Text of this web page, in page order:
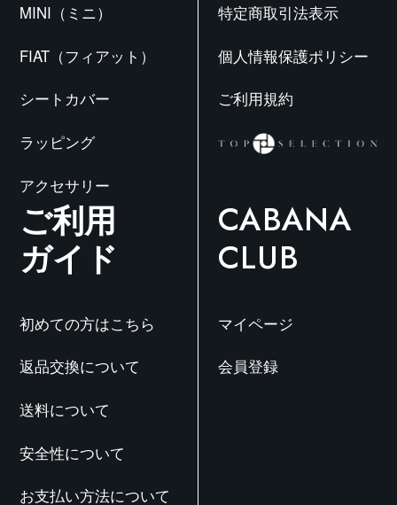
MINI（ミニ）
FIAT（フィアット）
シートカバー
ラッピング
アクセサリー
特定商取引法表示
個人情報保護ポリシー
ご利用規約
ご利用
ガイド
初めての方はこちら
返品交換について
送料について
安全性について
お支払い方法について
CABANA
CLUB
マイページ
会員登録